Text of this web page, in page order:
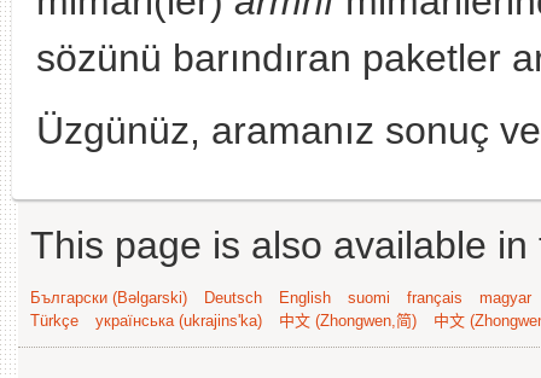
sözünü barındıran paketler
Üzgünüz, aramanız sonuç
This page is also available
Български (Bəlgarski) Deutsch English suomi français
magyar
Türkçe
українська (ukrajins'ka) 中文 (Zhongwen,简) 中文